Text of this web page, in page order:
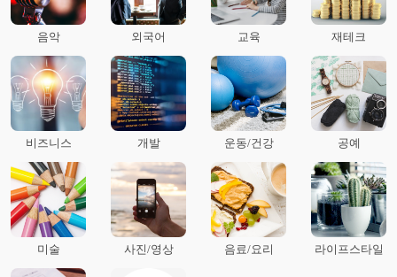
음악 외국어 교육 재테크
비즈니스 개발 운동/건강 공예
미술 사진/영상 음료/요리 라이프스타일